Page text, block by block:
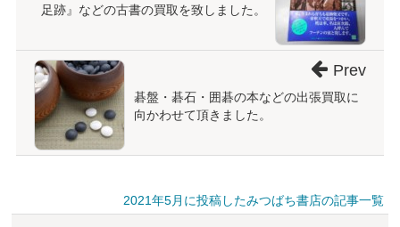
足跡』などの古書の買取を致しました。
碁盤・碁石・囲碁の本などの出張買取に
向かわせて頂きました。
Prev
2021年5月に投稿したみつばち書店の記事一覧